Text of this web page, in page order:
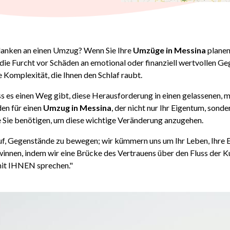
an einen Umzug? Wenn Sie Ihre Umzüge in Messina
Furcht vor Schäden an emotional oder finanziell wertvollen
die Ihnen den Schlaf raubt.
es einen Weg gibt, diese Herausforderung in einen
für einen Umzug in Messina, der nicht nur Ihr Eigentum,
benötigen, um diese wichtige Veränderung anzugehen.
Gegenstände zu bewegen; wir kümmern uns um Ihr Leben,
indem wir eine Brücke des Vertrauens über den Fluss der
IHNEN sprechen."